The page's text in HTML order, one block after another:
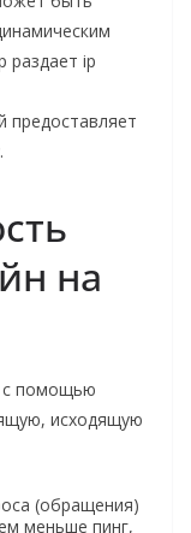
ip
предоставляет
на
с помощью
исходящую
(обращения)
меньше пинг,